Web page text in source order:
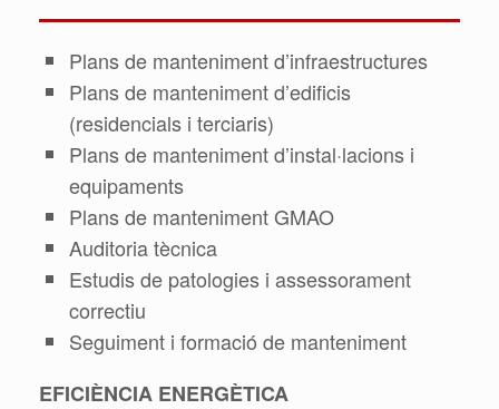
Plans de manteniment d’infraestructures
Plans de manteniment d’edificis
(residencials i terciaris)
Plans de manteniment d’instal·lacions i
equipaments
Plans de manteniment GMAO
Auditoria tècnica
Estudis de patologies i assessorament
correctiu
Seguiment i formació de manteniment
EFICIÈNCIA ENERGÈTICA